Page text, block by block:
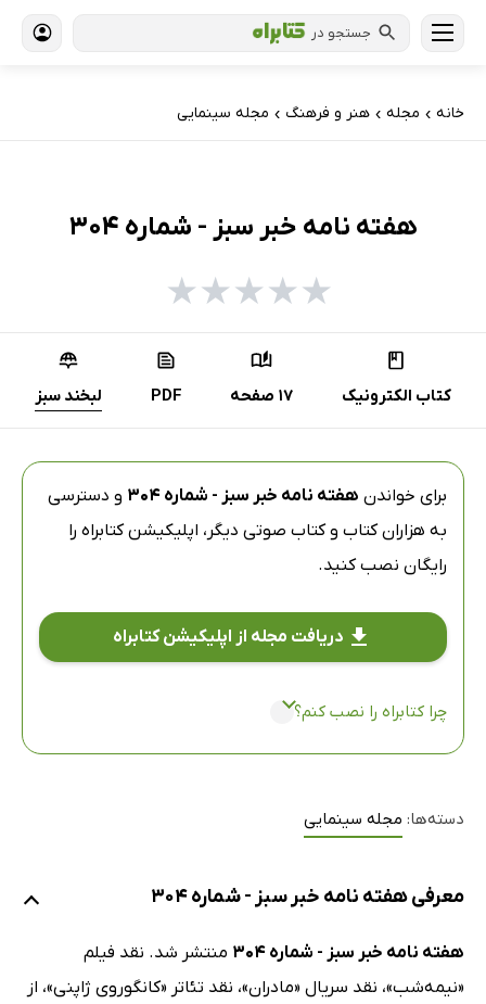
جستجو در
خانه › مجله › هنر و فرهنگ › مجله سینمایی
هفته نامه خبر سبز - شماره 304
★
★
★
★
★
کتاب الکترونیک 17 صفحه PDF لبخند سبز
برای خواندن هفته نامه خبر سبز - شماره 304
و دسترسی
به هزاران کتاب و کتاب صوتی دیگر، اپلیکیشن کتابراه را
رایگان نصب کنید.
دریافت مجله از اپلیکیشن کتابراه
چرا کتابراه را نصب کنم؟
دسته‌ها: مجله سینمایی
معرفی هفته نامه خبر سبز - شماره 304
هفته نامه خبر سبز - شماره 304
منتشر شد. نقد فیلم
«نیمه‌شب»، نقد سریال «مادران»، نقد تئاتر «کانگوروی ژاپنی»، از